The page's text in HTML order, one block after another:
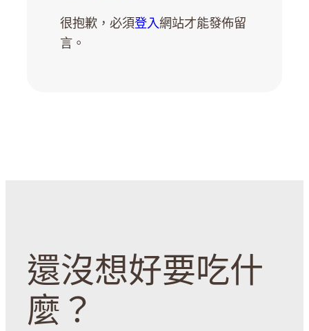
很抱歉，必須登入網站才能發佈留
言。
還沒想好要吃什
麼？